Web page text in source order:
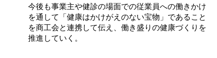
今後も事業主や健診の場面での従業員への働きかけ
を通して「健康はかけがえのない宝物」であること
を商工会と連携して伝え、働き盛りの健康づくりを
推進していく。